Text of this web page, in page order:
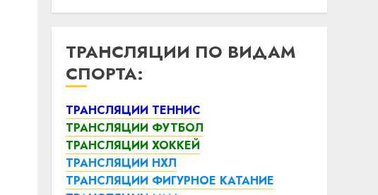
ТРАНСЛЯЦИИ ПО ВИДАМ
СПОРТА:
ТРАНСЛЯЦИИ ТЕННИС
ТРАНСЛЯЦИИ ФУТБОЛ
ТРАНСЛЯЦИИ ХОККЕЙ
ТРАНСЛЯЦИИ НХЛ
ТРАНСЛЯЦИИ ФИГУРНОЕ КАТАНИЕ